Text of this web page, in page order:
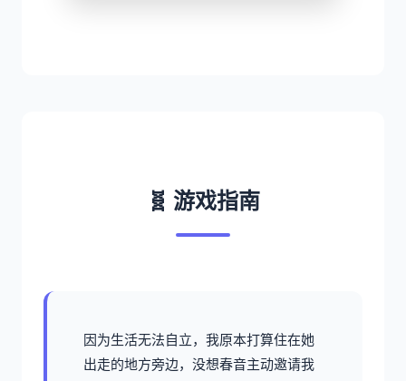
🧬 游戏指南
因为生活无法自立，我原本打算住在她
出走的地方旁边，没想春音主动邀请我